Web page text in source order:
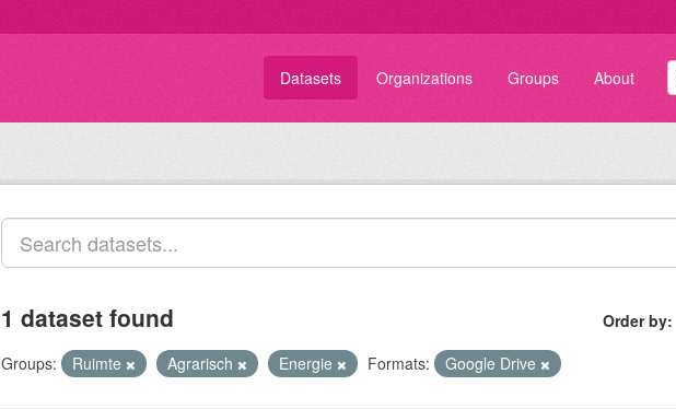
Datasets Organizations Groups About
Order by
1 dataset found
Groups: Ruimte Agrarisch Energie Formats: Google Drive